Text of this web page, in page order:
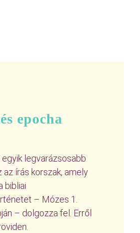
epocha
legvarázsosabb
az írás korszak, amely
bibliai
– Mózes 1.
– dolgozza fel. Erről